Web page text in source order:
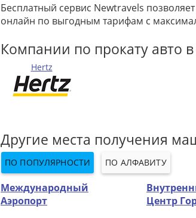
Бесплатный сервис Newtravels
онлайн по выгодным тарифам с
Компании по прокату авто
Hertz
Другие места получения
ПО ПОПУЛЯРНОСТИ ПО АЛФАВИТУ
Международный
Аэропорт
Центр